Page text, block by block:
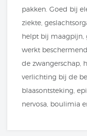
pakken. Goed bij
ziekte,
helpt bij maagpijn,
werkt
de zwangerschap,
verlichting bij de
blaasontsteking,
nervosa, boulimia